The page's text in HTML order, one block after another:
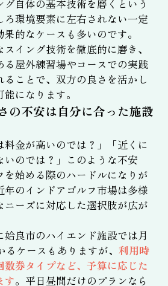
自体の基本技術を磨くという
ろ環境要素に左右されない一定
的なケースも多いのです。
イング技術を徹底的に磨き、
る屋外練習場やコースでの実践
ることで、双方の良さを活かし
になります。
の不安は自分に合った施設
料金が高いのでは？」「近くに
のでは？」このような不安
を始める際のハードルになりが
年のインドアゴルフ市場は多様
ーズに対応した選択肢が広が
良市のハイエンド施設では月
ケースもありますが、 利用時
数券タイプなど、予算に応じた
す。平日昼間だけのプランなら